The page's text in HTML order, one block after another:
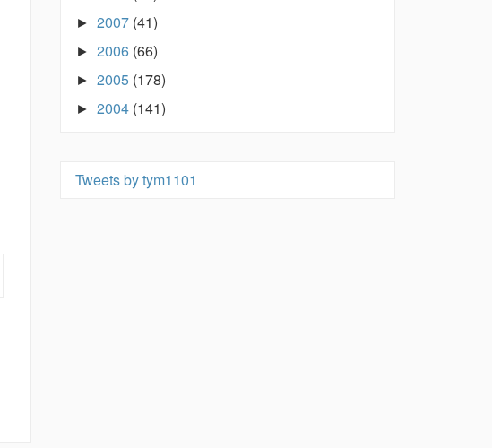
► 2007 (41)
► 2006 (66)
► 2005 (178)
► 2004 (141)
Tweets by tym1101